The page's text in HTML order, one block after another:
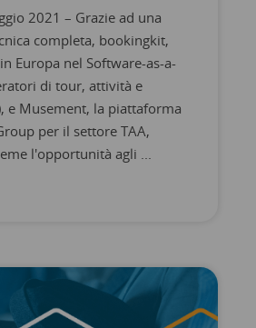
2021 – Grazie ad una
completa, bookingkit,
Europa nel Software-as-a-
di tour, attività e
e Musement, la piattaforma
per il settore TAA,
l'opportunità agli ...